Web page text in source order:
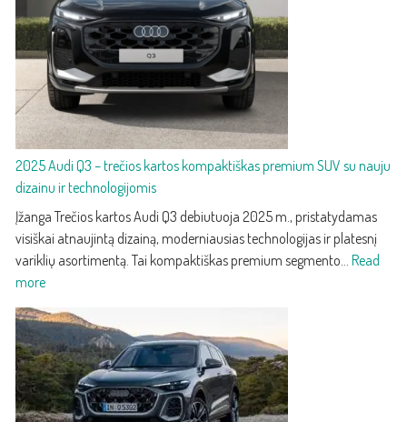
2025 Audi Q3 – trečios kartos kompaktiškas premium SUV su nauju
dizainu ir technologijomis
Įžanga Trečios kartos Audi Q3 debiutuoja 2025 m., pristatydamas
visiškai atnaujintą dizainą, moderniausias technologijas ir platesnį
variklių asortimentą. Tai kompaktiškas premium segmento… Read
more:
Audi
Q3
–
trečios
kartos